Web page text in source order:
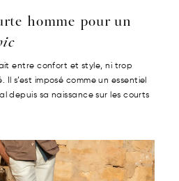
homme pour un
entre confort et style, ni trop
s’est imposé comme un essentiel
depuis sa naissance sur les courts